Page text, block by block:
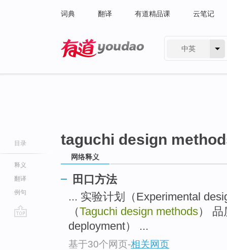
词典 翻译 有道精品课 云笔记
中英
目录
释义
翻译
例句
taguchi design
网络释义
田口方法
... 实验计划（Experimental
（Taguchi design methods）
deployment） ...
基于30个网页-相关网页